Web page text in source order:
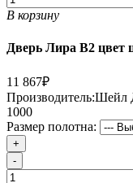
В корзину
Дверь Лира В2 цвет
11 867₽
Производитель:Шейл
1000
Размер полотна:
+
-